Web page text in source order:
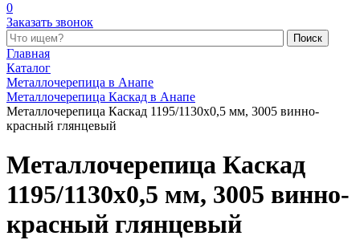
0
Заказать звонок
Поиск по каталогу
Главная
Каталог
Металлочерепица в Анапе
Металлочерепица Каскад в Анапе
Металлочерепица Каскад 1195/1130x0,5 мм, 3005 винно-
красный глянцевый
Металлочерепица Каскад
1195/1130x0,5 мм, 3005 винно-
красный глянцевый